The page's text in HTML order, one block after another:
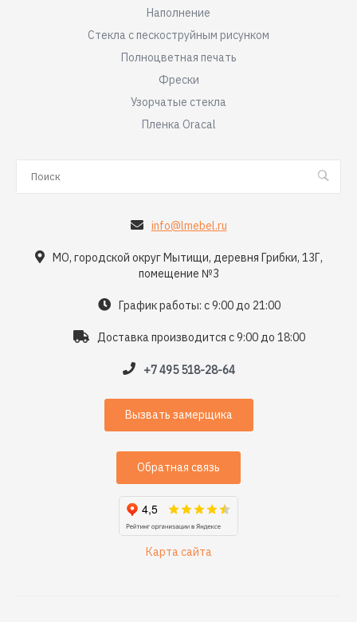
Наполнение
Стекла с пескоструйным рисунком
Полноцветная печать
Фрески
Узорчатые стекла
Пленка Oracal
info@lmebel.ru
МО, городской округ Мытищи, деревня Грибки, 13Г,
помещение №3
График работы: с 9:00 до 21:00
Доставка производится с 9:00 до 18:00
+7 495 518-28-64
Вызвать замерщика
Обратная связь
Карта сайта